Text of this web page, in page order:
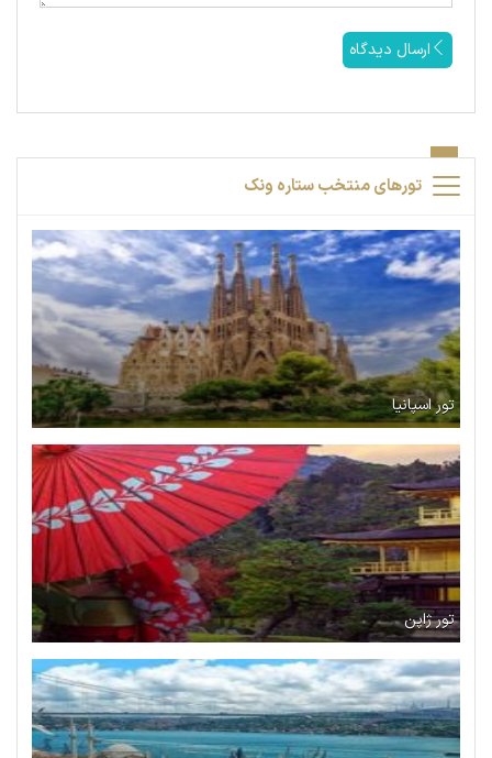
ارسال دیدگاه
تورهای منتخب ستاره ونک
تور اسپانیا
تور ژاپن